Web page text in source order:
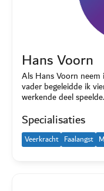
Hans Voorn
Als Hans Voorn
vader begeleidde ik
werkende deel
Specialisaties
Veerkracht Faalangst